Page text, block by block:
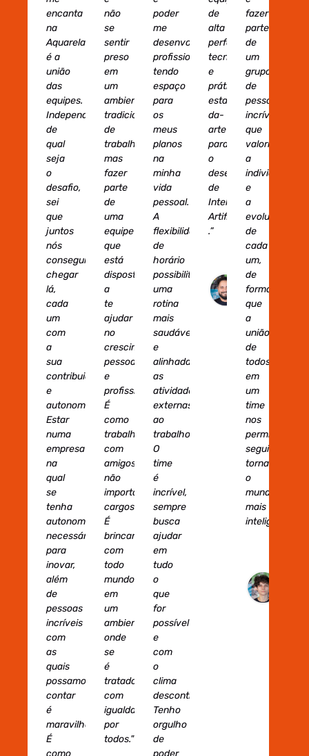
encanta
na
Aquarela
é a
união
das
equipes.
Independente
de
qual
seja
o
desafio,
sei
que
juntos
nós
conseguiremos
chegar
lá,
cada
um
com
a
sua
contribuição
e
autonomia.
Estar
numa
empresa
na
qual
se
tenha
autonomia
necessária
para
inovar,
além
de
pessoas
incríveis
com
as
quais
possamos
contar
é
maravilhoso.
É
não
se
sentir
preso
em
um
ambiente
tradicional
de
trabalho,
mas
fazer
parte
de
uma
equipe
que
está
disposta
a
te
ajudar
no
crescimento
pessoal
e
profissional.
É
como
trabalhar
com
amigos,
não
importando
cargos.
É
brincar
com
todo
mundo
em
um
ambiente
onde
se
é
tratado
com
igualdade
por
todos."
poder
me
desenvolver
profissionalmente
tendo
espaço
para
os
meus
planos
na
minha
vida
pessoal.
A
flexibilidade
de
horário
possibilita
uma
rotina
mais
saudável
e
alinhada
as
atividades
externas
ao
trabalho.
O
time
é
incrível,
sempre
busca
ajudar
em
tudo
o
que
for
possível
e
com
o
clima
descontraído.
Tenho
orgulho
de
de
alta
performance,
tecnologias
e
práticas
estado-
da-
arte
para
o
desenvolvimento
de
Inteligência
Artificial
.”
fazer
parte
de
um
grupo
de
pessoas
incríveis,
que
valorizam
a
e
a
evolução
de
cada
um,
de
forma
que
a
união
de
todos
em
um
time
nos
permite
seguir
tornando
o
mundo
mais
inteligente."